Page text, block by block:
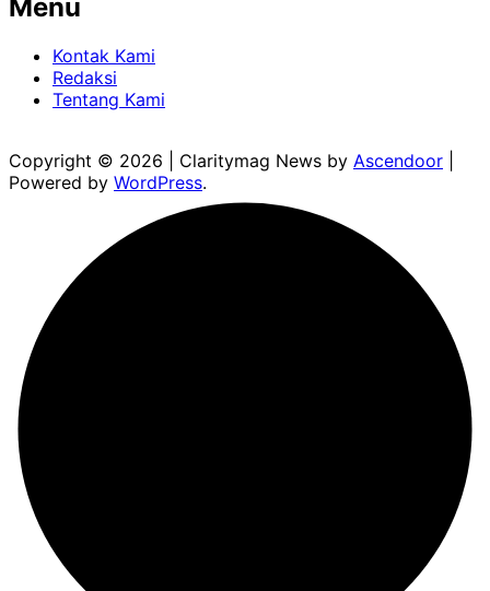
Menu
Kontak Kami
Redaksi
Tentang Kami
Copyright © 2026 | Claritymag News by Ascendoor
Powered by WordPress.